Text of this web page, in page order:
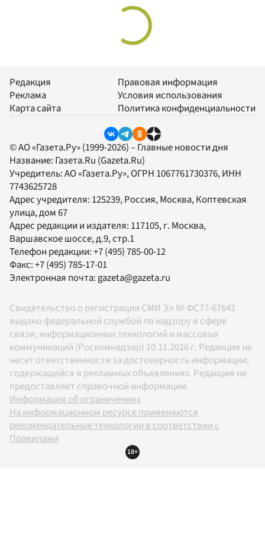
Редакция
Реклама
Карта сайта
Правовая информация
Условия использования
Политика конфиденциальности
© АО «Газета.Ру» (1999-2026) – Главные новости дня
Название: Газета.Ru (Gazeta.Ru)
Учредитель:АО «Газета.Ру», ОГРН 1067761730376, ИНН
7743625728
Адрес учредителя: 125239, Россия, Москва, Коптевская
улица, дом 67
Адрес редакции и издателя: 117105, г. Москва,
Варшавское шоссе, д.9, стр.1
Телефон редакции:+7 (495) 785-00-12
Факс:+7 (495) 785-17-01
Электронная почта: gazeta@gazeta.ru
Свидетельство о регистрации СМИ Эл № ФС77-67642
выдано федеральной службой по надзору в сфере
связи, информационных технологий и массовых
коммуникаций (Роскомнадзор) 10.11.2016 г. Редакция не
несет ответственности за достоверность информации,
содержащейся в рекламных объявлениях. Редакция не
предоставляет справочной информации.
Информация об ограничениях
На информационном ресурсе применяются
рекомендательные технологии в соответствии с
Правилами
18+